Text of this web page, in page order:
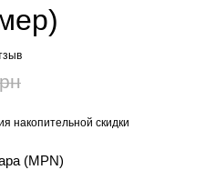
накопительной скидки
(MPN)